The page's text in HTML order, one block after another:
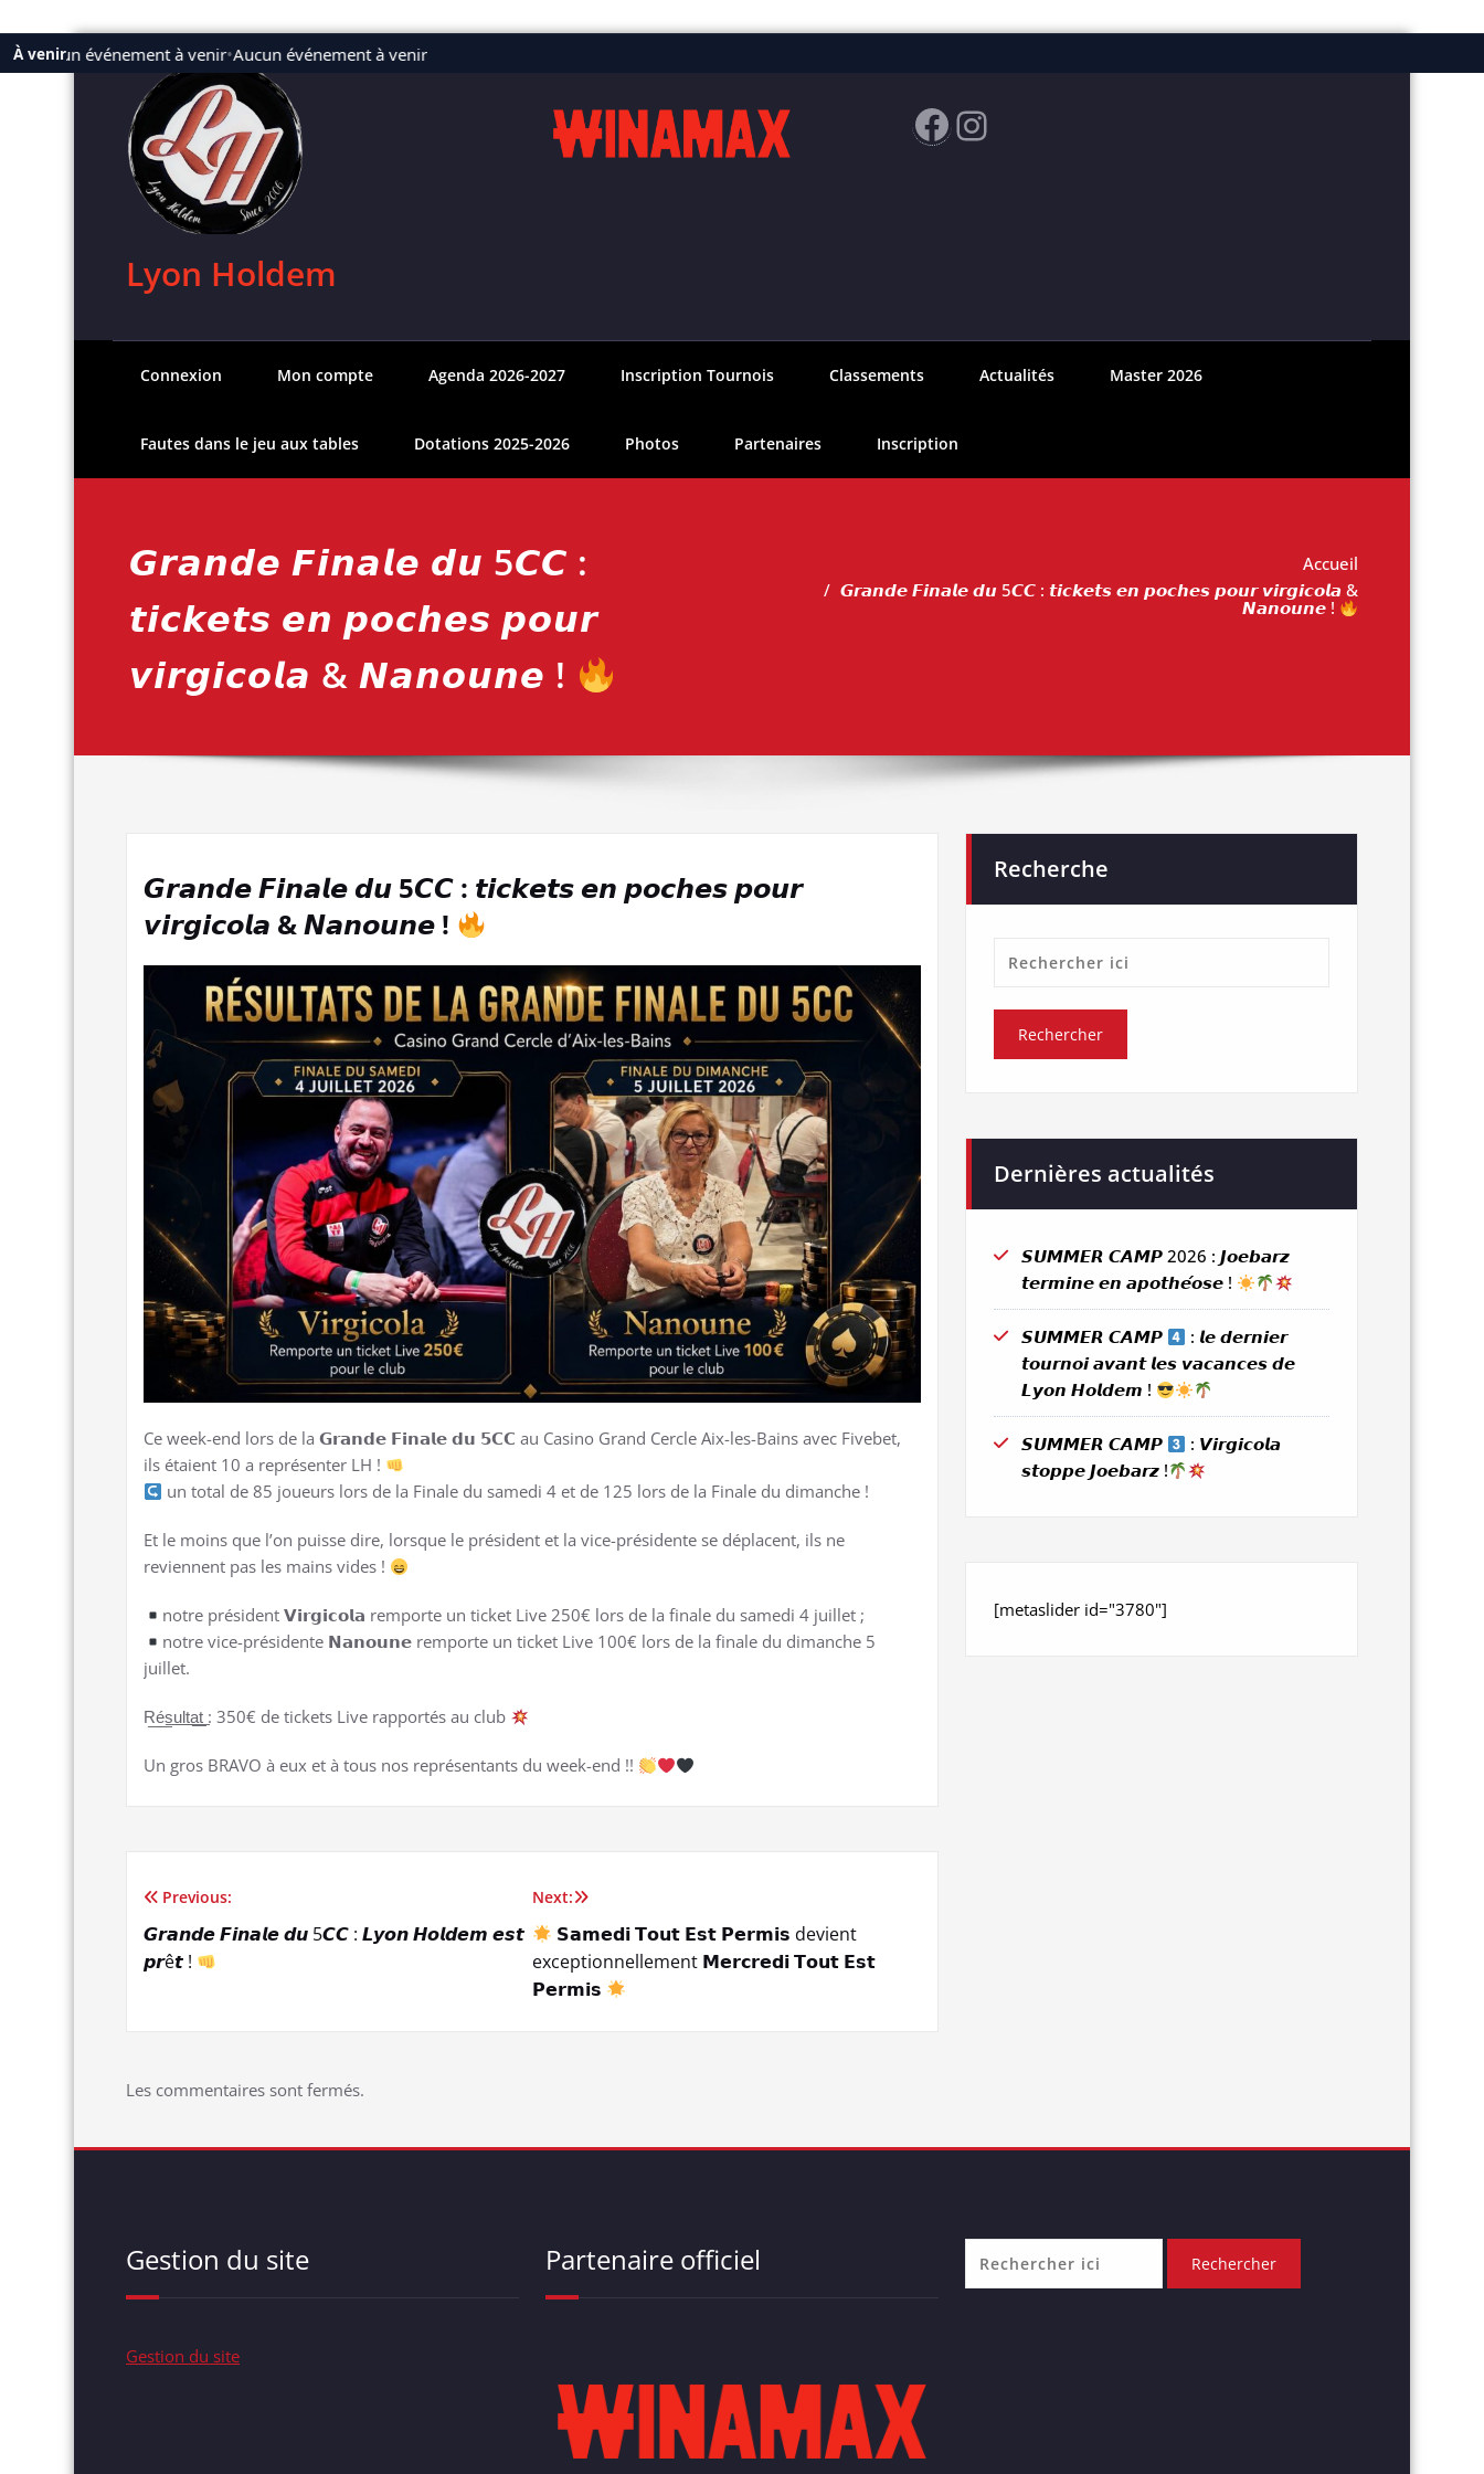
À venir
Aucun événement à venir•Aucun événement à venir
Aller
Lyon Holdem
Facebook
Instagram
Connexion Mon compte Agenda 2026-2027 Inscription Tournois Classements Actualités Master 2026
Fautes dans le jeu aux tables Dotations 2025-2026 Photos Partenaires Inscription
𝙂𝙧𝙖𝙣𝙙𝙚 𝙁𝙞𝙣𝙖𝙡𝙚 𝙙𝙪 5𝘾𝘾 :
𝙩𝙞𝙘𝙠𝙚𝙩𝙨 𝙚𝙣 𝙥𝙤𝙘𝙝𝙚𝙨 𝙥𝙤𝙪𝙧
𝙫𝙞𝙧𝙜𝙞𝙘𝙤𝙡𝙖 & 𝙉𝙖𝙣𝙤𝙪𝙣𝙚 !
Accueil
𝙂𝙧𝙖𝙣𝙙𝙚 𝙁𝙞𝙣𝙖𝙡𝙚 𝙙𝙪 5𝘾𝘾 : 𝙩𝙞𝙘𝙠𝙚𝙩𝙨 𝙚𝙣 𝙥𝙤𝙘𝙝𝙚𝙨 𝙥𝙤𝙪𝙧 𝙫𝙞𝙧𝙜𝙞𝙘𝙤𝙡𝙖 &
𝙉𝙖𝙣𝙤𝙪𝙣𝙚 !
𝙂𝙧𝙖𝙣𝙙𝙚 𝙁𝙞𝙣𝙖𝙡𝙚 𝙙𝙪 5𝘾𝘾 : 𝙩𝙞𝙘𝙠𝙚𝙩𝙨 𝙚𝙣 𝙥𝙤𝙘𝙝𝙚𝙨 𝙥𝙤𝙪𝙧
𝙫𝙞𝙧𝙜𝙞𝙘𝙤𝙡𝙖 & 𝙉𝙖𝙣𝙤𝙪𝙣𝙚 !
Ce week-end lors de la 𝗚𝗿𝗮𝗻𝗱𝗲 𝗙𝗶𝗻𝗮𝗹𝗲 𝗱𝘂 𝟱𝗖𝗖 au Casino Grand Cercle Aix-les-Bains avec Fivebet,
ils étaient 10 a représenter LH !
un total de 85 joueurs lors de la Finale du samedi 4 et de 125 lors de la Finale du dimanche !
Et le moins que l’on puisse dire, lorsque le président et la vice-présidente se déplacent, ils ne
reviennent pas les mains vides !
notre président 𝗩𝗶𝗿𝗴𝗶𝗰𝗼𝗹𝗮 remporte un ticket Live 250€ lors de la finale du samedi 4 juillet ;
notre vice-présidente 𝗡𝗮𝗻𝗼𝘂𝗻𝗲 remporte un ticket Live 100€ lors de la finale du dimanche 5
juillet.
R͟é͟s͟u͟l͟t͟a͟t͟ : 350€ de tickets Live rapportés au club
Un gros BRAVO à eux et à tous nos représentants du week-end !!
Navigation
de
Previous:
𝙂𝙧𝙖𝙣𝙙𝙚 𝙁𝙞𝙣𝙖𝙡𝙚 𝙙𝙪 5𝘾𝘾 : 𝙇𝙮𝙤𝙣 𝙃𝙤𝙡𝙙𝙚𝙢 𝙚𝙨𝙩
𝙥𝙧ê𝙩 !
Next:
𝗦𝗮𝗺𝗲𝗱𝗶 𝗧𝗼𝘂𝘁 𝗘𝘀𝘁 𝗣𝗲𝗿𝗺𝗶𝘀 devient
exceptionnellement 𝗠𝗲𝗿𝗰𝗿𝗲𝗱𝗶 𝗧𝗼𝘂𝘁 𝗘𝘀𝘁
𝗣𝗲𝗿𝗺𝗶𝘀
Les commentaires sont fermés.
Recherche
Dernières actualités
𝙎𝙐𝙈𝙈𝙀𝙍 𝘾𝘼𝙈𝙋 2026 : 𝙅𝙤𝙚𝙗𝙖𝙧𝙯
𝙩𝙚𝙧𝙢𝙞𝙣𝙚 𝙚𝙣 𝙖𝙥𝙤𝙩𝙝𝙚́𝙤𝙨𝙚 !
𝙎𝙐𝙈𝙈𝙀𝙍 𝘾𝘼𝙈𝙋
: 𝙡𝙚 𝙙𝙚𝙧𝙣𝙞𝙚𝙧
𝙩𝙤𝙪𝙧𝙣𝙤𝙞 𝙖𝙫𝙖𝙣𝙩 𝙡𝙚𝙨 𝙫𝙖𝙘𝙖𝙣𝙘𝙚𝙨 𝙙𝙚
𝙇𝙮𝙤𝙣 𝙃𝙤𝙡𝙙𝙚𝙢 !
𝙎𝙐𝙈𝙈𝙀𝙍 𝘾𝘼𝙈𝙋
: 𝙑𝙞𝙧𝙜𝙞𝙘𝙤𝙡𝙖
𝙨𝙩𝙤𝙥𝙥𝙚 𝙅𝙤𝙚𝙗𝙖𝙧𝙯 !
[metaslider id="3780"]
Gestion du site
Gestion du site
Partenaire officiel